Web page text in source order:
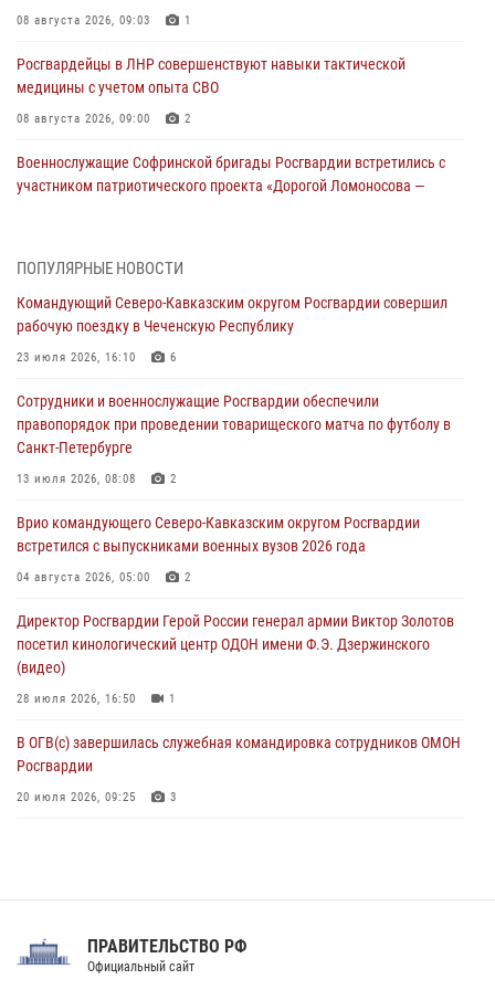
08 августа 2026, 09:03 1
Росгвардейцы в ЛНР совершенствуют навыки тактической
медицины с учетом опыта СВО
08 августа 2026, 09:00 2
Военнослужащие Софринской бригады Росгвардии встретились с
участником патриотического проекта «Дорогой Ломоносова —
настольному теннису ко Дню физкультурника
08 августа 2026, 07:00
Кузбассе
08 августа 2026, 07:00
ОМОН «Ойрат» Управления Росгвардии по Республике Калмыкия
08 августа 2026, 07:00
В Москве росгвардейцы оказали помощь медикам и девушке с
08 августа 2026, 06:32 1
ПОПУЛЯРНЫЕ НОВОСТИ
Командующий Северо-Кавказским округом Росгвардии совершил
рабочую поездку в Чеченскую Республику
23 июля 2026, 16:10 6
Сотрудники и военнослужащие Росгвардии обеспечили
правопорядок при проведении товарищеского матча по футболу в
Санкт-Петербурге
13 июля 2026, 08:08 2
Врио командующего Северо-Кавказским округом Росгвардии
встретился с выпускниками военных вузов 2026 года
04 августа 2026, 05:00 2
Директор Росгвардии Герой России генерал армии Виктор Золотов
посетил кинологический центр ОДОН имени Ф.Э. Дзержинского
(видео)
28 июля 2026, 16:50 1
В ОГВ(с) завершилась служебная командировка сотрудников ОМОН
Росгвардии
20 июля 2026, 09:25 3
Праздник «Один день с Росгвардией» к 105-летию Центрального
ПРАВИТЕЛЬСТВО РФ
Официальный сайт